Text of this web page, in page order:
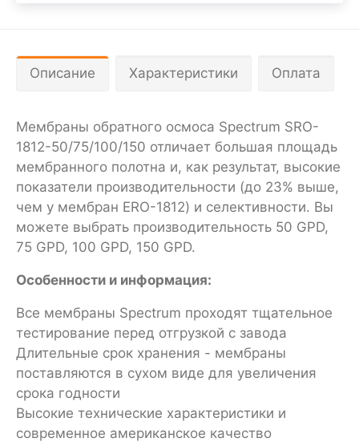
Описание Характеристики Оплата
Мембраны обратного осмоса Spectrum SRO-
1812-50/75/100/150 отличает большая площадь
мембранного полотна и, как результат, высокие
показатели производительности (до 23% выше,
чем у мембран ERO-1812) и селективности. Вы
можете выбрать производительность 50 GPD,
75 GPD, 100 GPD, 150 GPD.
Особенности и информация:
Все мембраны Spectrum проходят тщательное
тестирование перед отгрузкой с завода
Длительные срок хранения - мембраны
поставляются в сухом виде для увеличения
срока годности
Высокие технические характеристики и
современное американское качество